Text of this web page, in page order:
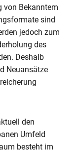
von Bekanntem
sind
jedoch zum
des
Deshalb
Neuansätze
den
Umfeld
besteht im